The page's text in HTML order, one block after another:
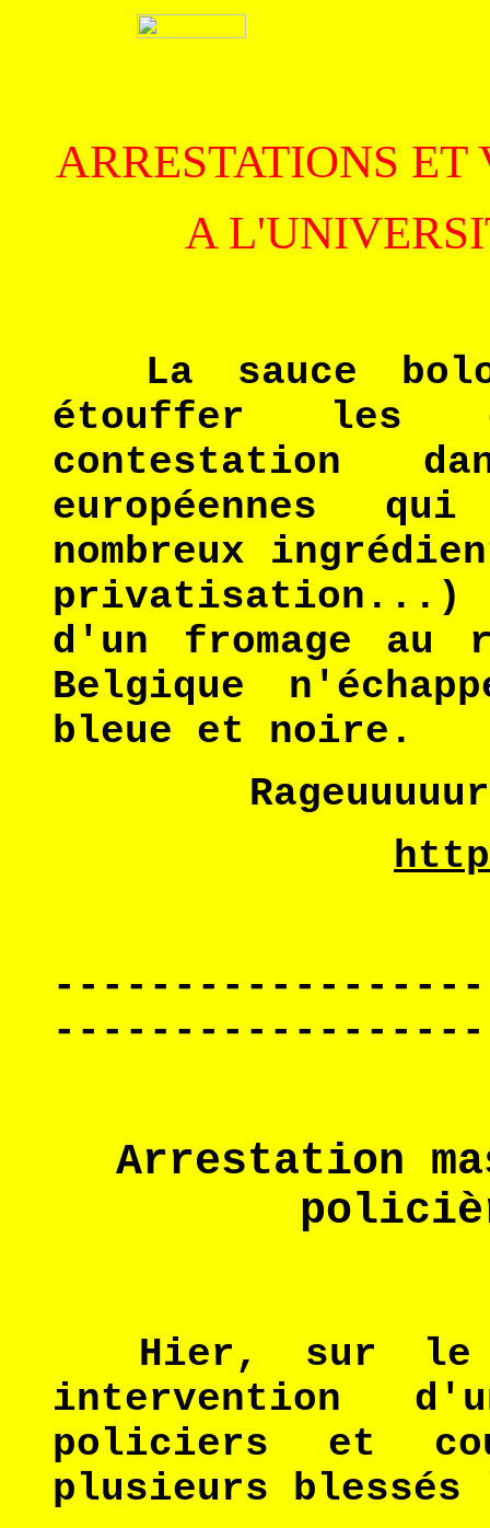
ARRESTATIONS
A
La sauce
étouffer les
contestation
européennes
nombreux
privatisation...)
d'un fromage
Belgique
bleue et noire.
Arrestation
Hier, sur le
intervention
policiers et
plusieurs blessés